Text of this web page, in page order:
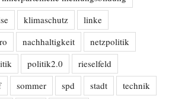
klimaschutz
linke
nachhaltigkeit
netzpolitik
politik2.0
rieselfeld
sommer spd stadt
technik